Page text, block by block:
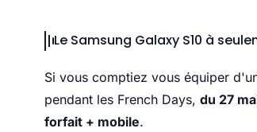
Le Samsung Galaxy S10 à
Si vous comptiez vous équiper
pendant les French Days, du 27
forfait + mobile.